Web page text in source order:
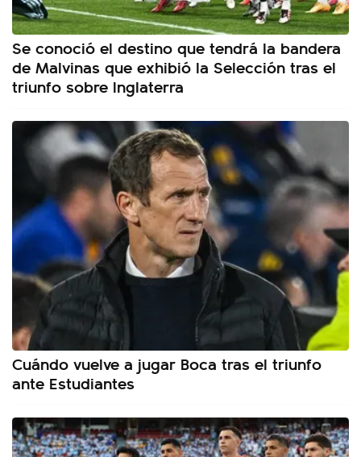
Se conoció el destino que tendrá la bandera
de Malvinas que exhibió la Selección tras el
triunfo sobre Inglaterra
Cuándo vuelve a jugar Boca tras el triunfo
ante Estudiantes